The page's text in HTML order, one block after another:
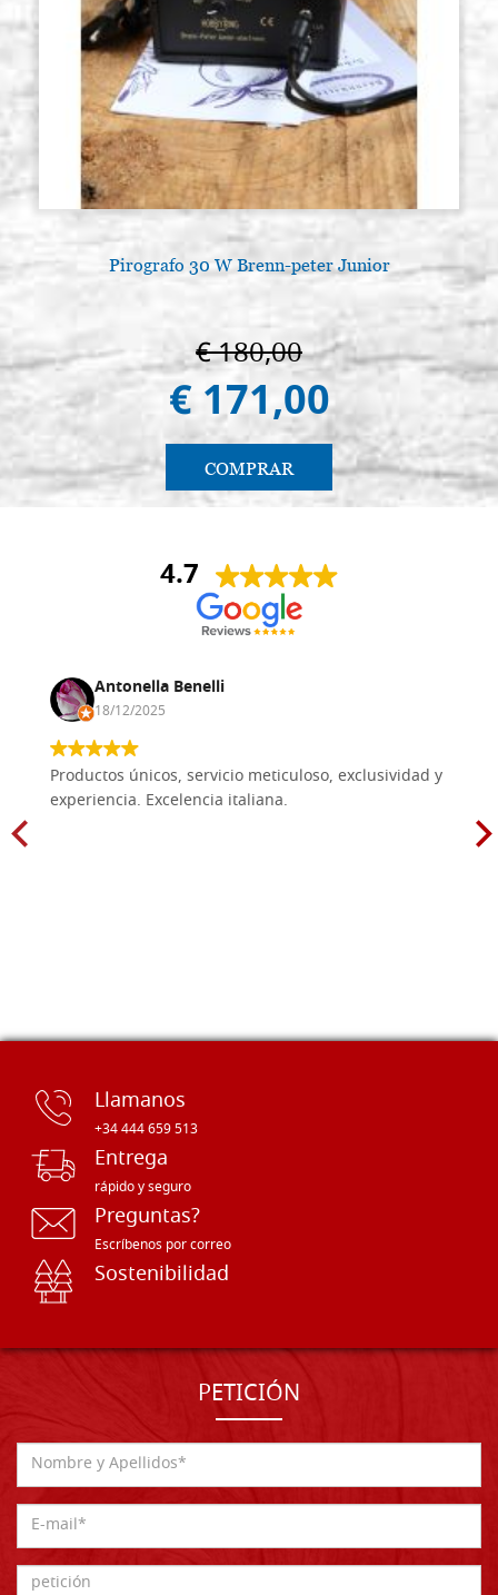
Pirografo 30 W Brenn-peter Junior
€ 180,00
€ 171,00
COMPRAR
4.7
Antonella Benelli
18/12/2025
Productos únicos, servicio meticuloso, exclusividad y
experiencia. Excelencia italiana.
Llamanos
+34 444 659 513
Entrega
rápido y seguro
Preguntas?
Escríbenos por correo
Sostenibilidad
PETICIÓN